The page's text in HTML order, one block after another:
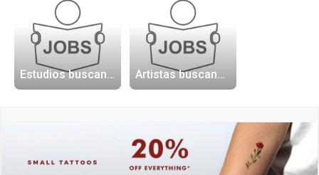
Estudios buscando artistas Artistas buscando trabajo